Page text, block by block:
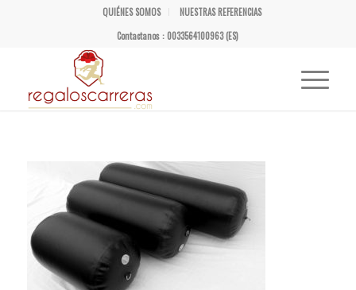
QUIÉNES SOMOS
NUESTRAS REFERENCIAS
Contactanos : 0033564100963 (ES)